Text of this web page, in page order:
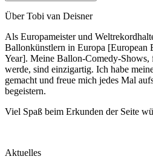
Über Tobi van Deisner
Als Europameister und
Ballonkünstlern in Europa [European
Year]. Meine Ballon-Comedy-
werde, sind einzigartig. Ich habe
gemacht und freue mich jedes Mal
begeistern.
Viel Spaß beim Erkunden der Seite
Aktuelles